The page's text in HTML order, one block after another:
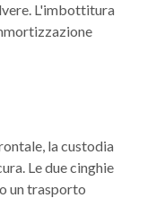
L'imbottitura
la custodia
Le due cinghie
un trasporto